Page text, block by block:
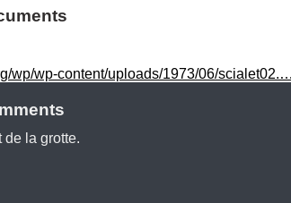
wp/wp-content/uploads/1973/06/scialet02.…
la grotte.